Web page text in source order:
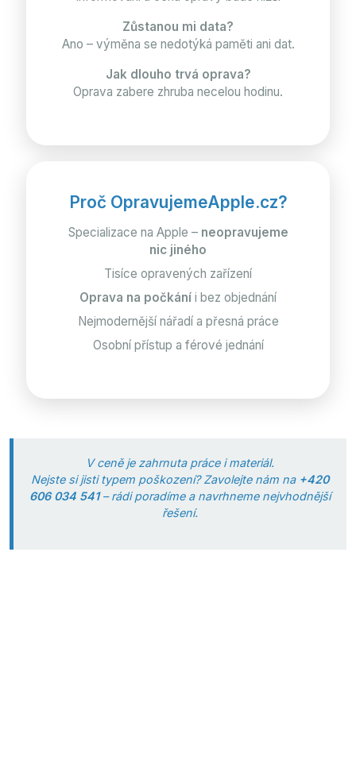
Zůstanou mi data?
Ano – výměna se nedotýká paměti ani dat.
Jak dlouho trvá oprava?
Oprava zabere zhruba necelou hodinu.
Proč OpravujemeApple.cz?
Specializace na Apple – neopravujeme
nic jiného
Tisíce opravených zařízení
Oprava na počkání i bez objednání
Nejmodernější nářadí a přesná práce
Osobní přístup a férové jednání
V ceně je zahrnuta práce i materiál.
Nejste si jisti typem poškození? Zavolejte nám na +420
606 034 541– rádi poradíme a navrhneme nejvhodnější
řešení.